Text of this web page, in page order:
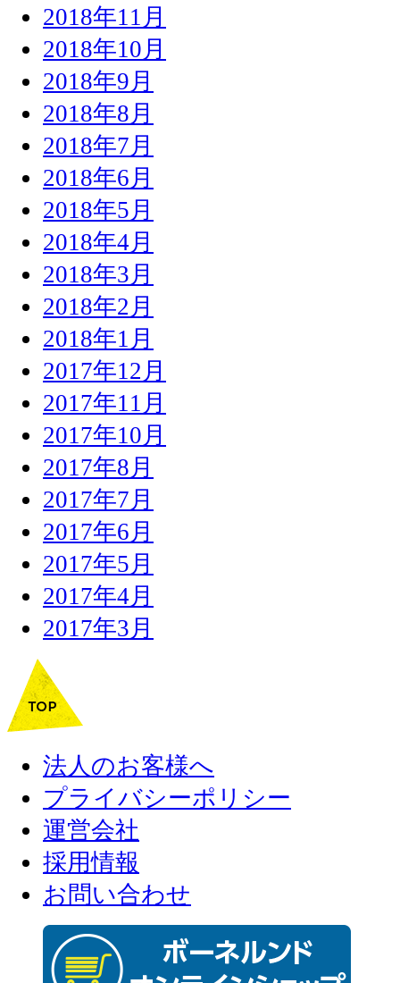
2018年11月
2018年10月
2018年9月
2018年8月
2018年7月
2018年6月
2018年5月
2018年4月
2018年3月
2018年2月
2018年1月
2017年12月
2017年11月
2017年10月
2017年8月
2017年7月
2017年6月
2017年5月
2017年4月
2017年3月
法人のお客様へ
プライバシーポリシー
運営会社
採用情報
お問い合わせ